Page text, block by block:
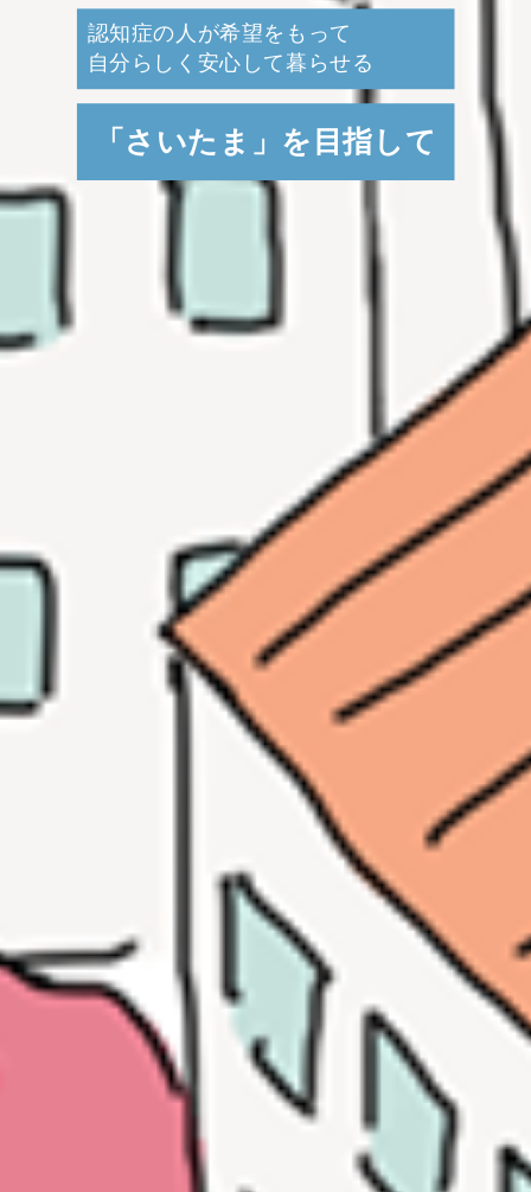
認知症の人が希望をもって
自分らしく安心して暮らせる
「さいたま」を目指して